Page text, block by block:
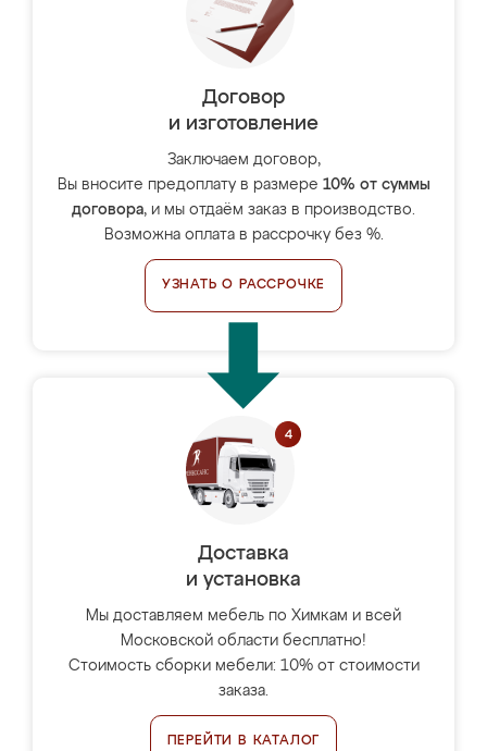
Договор
и изготовление
Заключаем договор,
Вы вносите предоплату в размере 10% от суммы
договора, и мы отдаём заказ в производство.
Возможна оплата в рассрочку без %.
УЗНАТЬ О РАССРОЧКЕ
Доставка
и установка
Мы доставляем мебель по Химкам и всей
Московской области бесплатно!
Стоимость сборки мебели: 10% от стоимости
заказа.
ПЕРЕЙТИ В КАТАЛОГ